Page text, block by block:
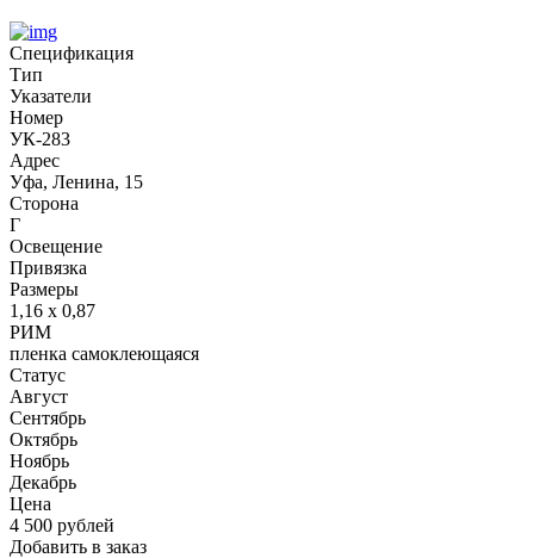
Спецификация
Тип
Указатели
Номер
УК-283
Адрес
Уфа, Ленина, 15
Сторона
Г
Освещение
Привязка
Размеры
1,16 х 0,87
РИМ
пленка самоклеющаяся
Статус
Август
Сентябрь
Октябрь
Ноябрь
Декабрь
Цена
4 500 рублей
Добавить в заказ